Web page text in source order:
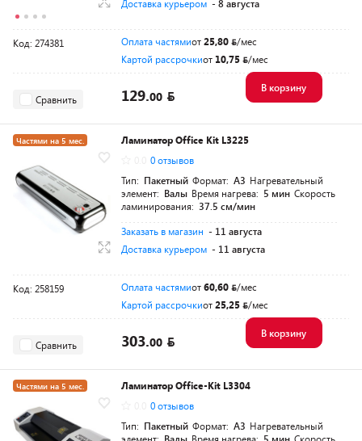
Доставка курьером - 8 августа
Код: 274381 Оплата частямиот25,80
/мес
Картой рассрочкиот 10,75 /мес
Сравнить 129.00
В корзину
Частями на 5 мес.
Ламинатор Office Kit L3225
0 отзывов
Тип: Пакетный Формат: A3 Нагревательный
элемент: Валы Время нагрева: 5 мин Скорость
ламинирования: 37.5 см/мин
Заказать в магазин - 11 августа
Доставка курьером - 11 августа
Код: 258159 Оплата частямиот60,60
/мес
Картой рассрочкиот25,25 /мес
Сравнить 303.00
В корзину
Частями на 5 мес.
Ламинатор Office-Kit L3304
0 отзывов
Тип: Пакетный Формат: A3 Нагревательный